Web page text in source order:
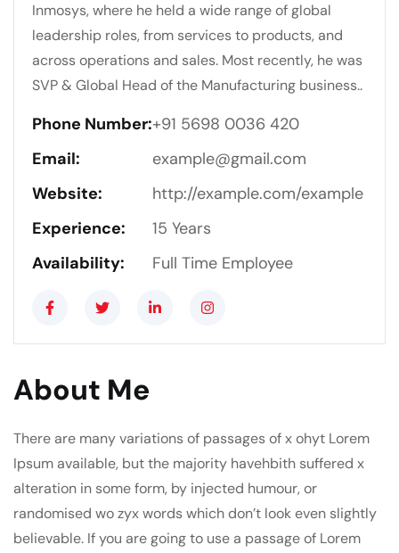
Inmosys, where he held a wide range of global
leadership roles, from services to products, and
across operations and sales. Most recently, he was
SVP & Global Head of the Manufacturing business..
Phone Number:
Email:
Website:
Experience:
Availability:
+91 5698 0036 420
example@gmail.com
http://example.com/example
15 Years
Full Time Employee
About Me
There are many variations of passages of x ohyt Lorem
Ipsum available, but the majority havehbith suffered x
alteration in some form, by injected humour, or
randomised wo zyx words which don’t look even slightly
believable. If you are going to use a passage of Lorem